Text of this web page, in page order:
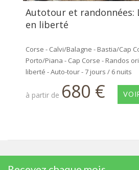
Autotour et randonnées:
en liberté
Corse - Calvi/Balagne - Bastia/Cap
Porto/Piana - Cap Corse - Randos
liberté - Auto-tour - 7 jours / 6 nuits
à partir de 680 €